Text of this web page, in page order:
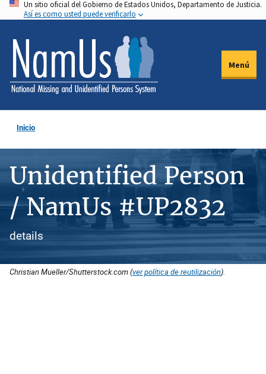
Pasar
al
contenido
principal
Un sitio oficial del Gobierno de Estados Unidos, Departamento de Justicia.
Así es como usted puede verificarlo
Menú
Inicio
Unidentified Person
/ NamUs #UP2832
details
Christian Mueller/Shutterstock.com (ver política de reutilización).